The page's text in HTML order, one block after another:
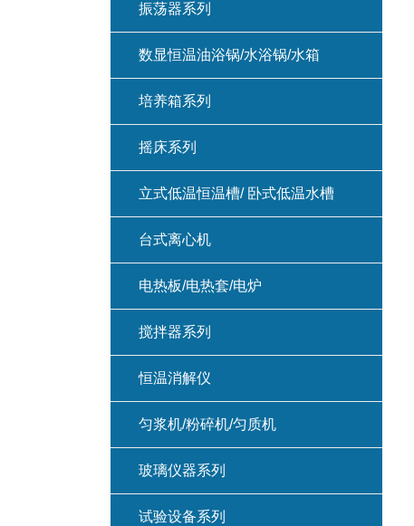
振荡器系列
数显恒温油浴锅/水浴锅/水箱
培养箱系列
摇床系列
立式低温恒温槽/ 卧式低温水槽
台式离心机
电热板/电热套/电炉
搅拌器系列
恒温消解仪
匀浆机/粉碎机/匀质机
玻璃仪器系列
试验设备系列